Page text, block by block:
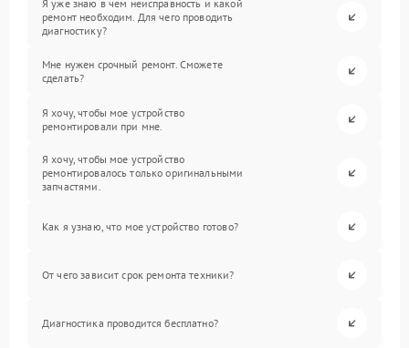
Я уже знаю в чем неисправность и какой
ремонт необходим. Для чего проводить
диагностику?
Мне нужен срочный ремонт. Сможете
сделать?
Я хочу, чтобы мое устройство
ремонтировали при мне.
Я хочу, чтобы мое устройство
ремонтировалось только оригинальными
запчастями.
Как я узнаю, что мое устройство готово?
От чего зависит срок ремонта техники?
Диагностика проводится бесплатно?